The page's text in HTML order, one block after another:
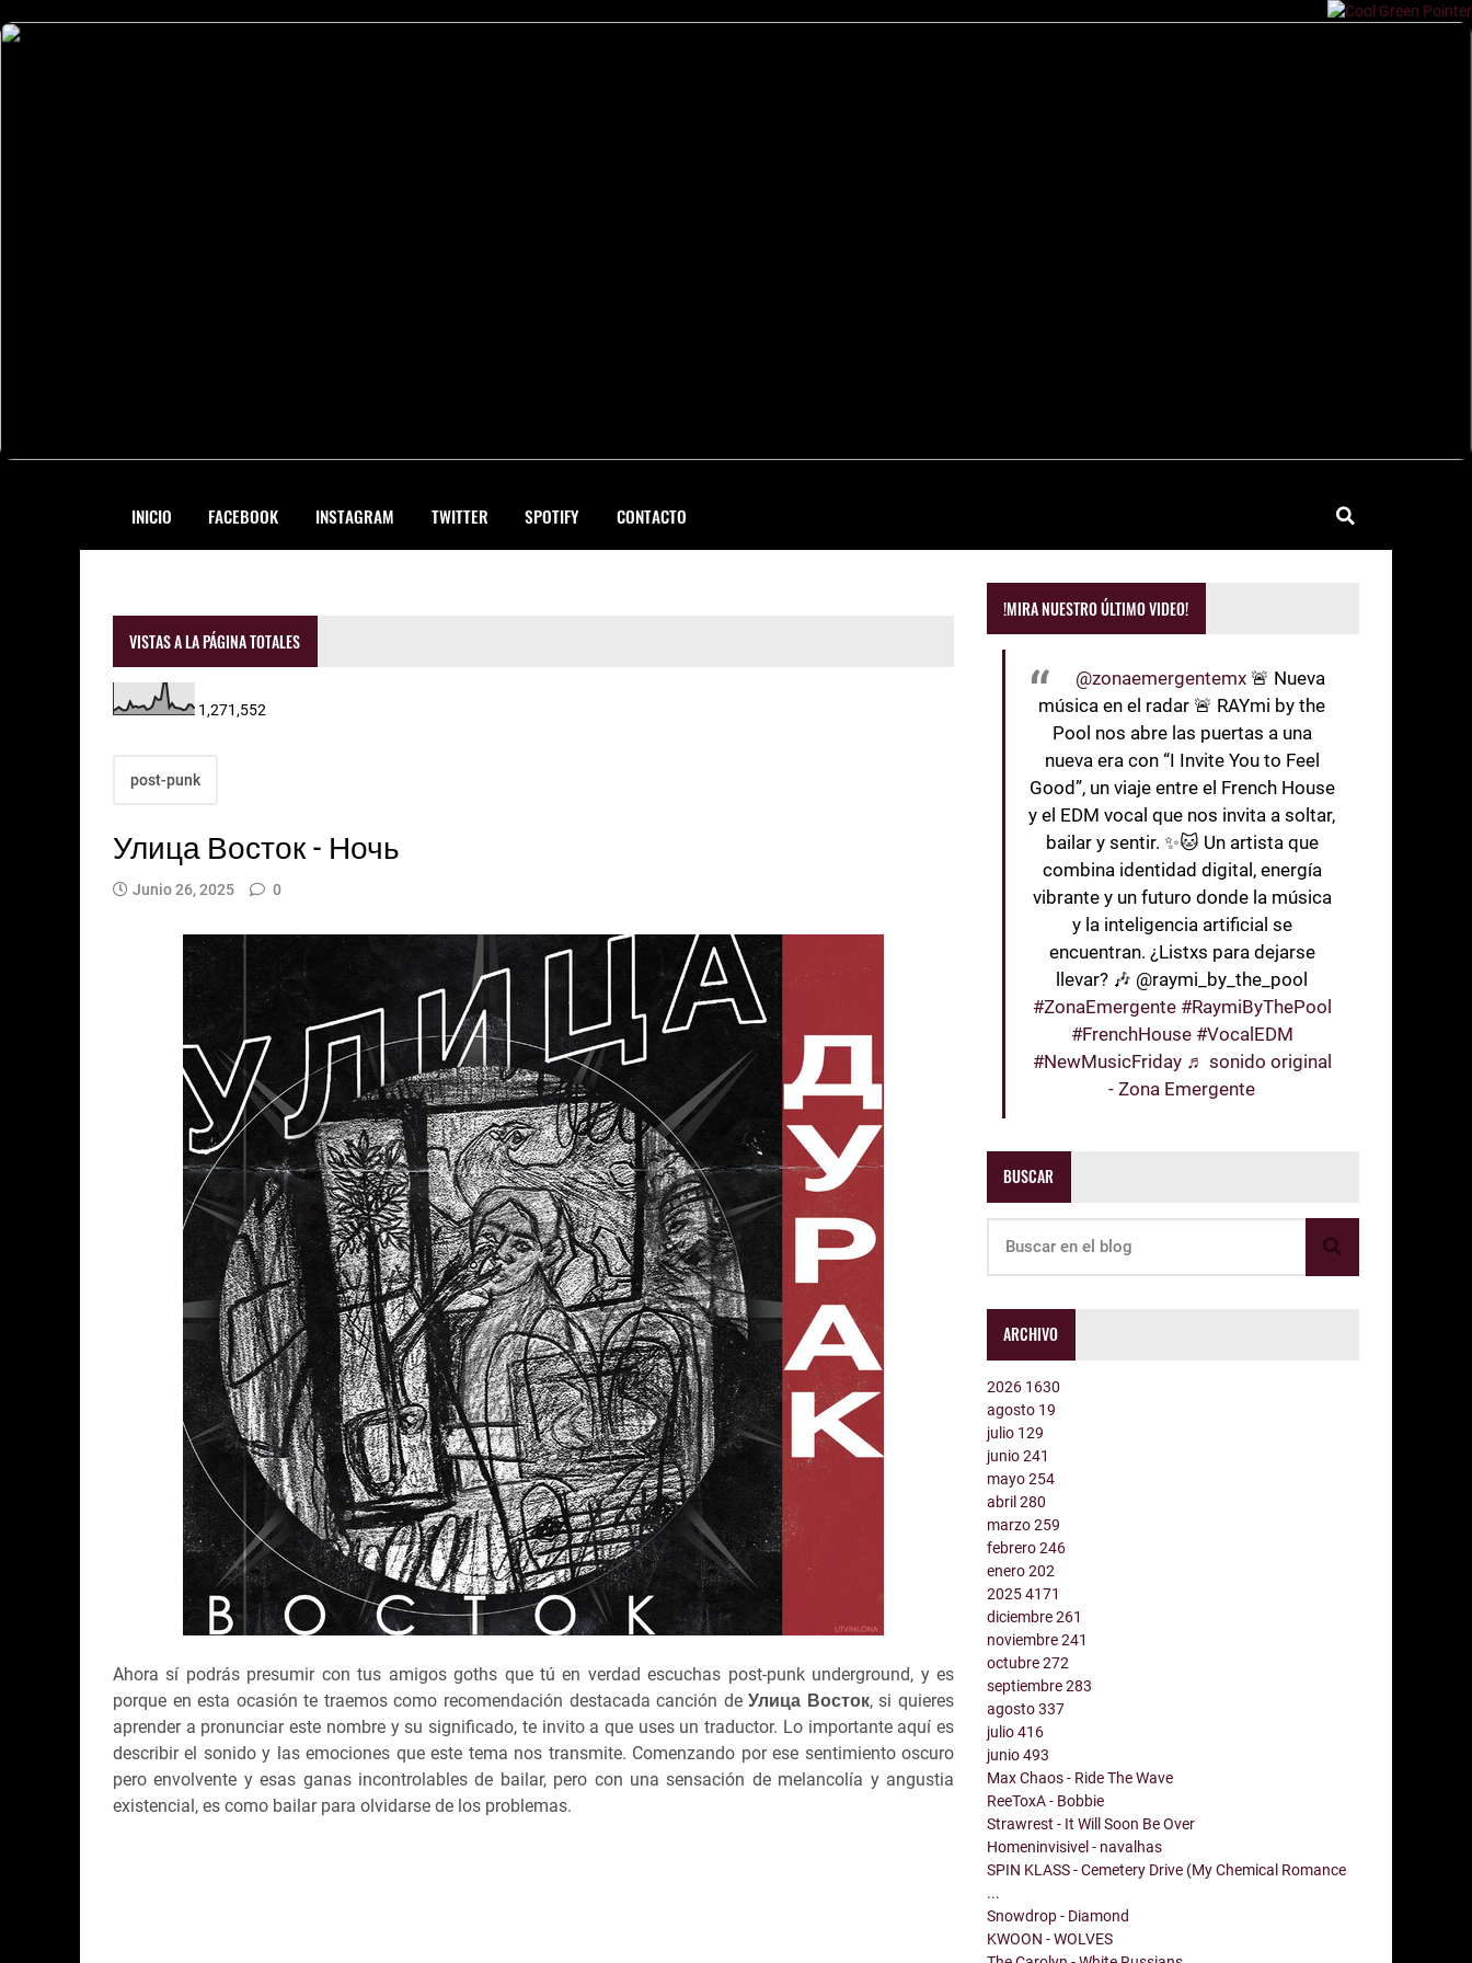
INICIO FACEBOOK INSTAGRAM TWITTER SPOTIFY CONTACTO
VISTAS A LA PÁGINA TOTALES
1,271,552
post-punk
Улица Восток - Ночь
Junio 26, 2025 0
Ahora sí podrás presumir con tus amigos goths que tú en verdad escuchas post-punk underground, y es
porque en esta ocasión te traemos como recomendación destacada canción deУлица Восток, si quieres
aprender a pronunciar este nombre y su significado, te invito a que uses un traductor. Lo importante aquí es
describir el sonido y las emociones que este tema nos transmite. Comenzando por ese sentimiento oscuro
pero envolvente y esas ganas incontrolables de bailar, pero con una sensación de melancolía y angustia
existencial, es como bailar para olvidarse de los problemas.
!MIRA NUESTRO ÚLTIMO VIDEO!
@zonaemergentemx 🚨 Nueva
música en el radar 🚨 RAYmi by the
Pool nos abre las puertas a una
nueva era con “I Invite You to Feel
Good”, un viaje entre el French House
y el EDM vocal que nos invita a soltar,
bailar y sentir. ✨🐱 Un artista que
combina identidad digital, energía
vibrante y un futuro donde la música
y la inteligencia artificial se
encuentran. ¿Listxs para dejarse
llevar? 🎶 @raymi_by_the_pool
#ZonaEmergente #RaymiByThePool
#FrenchHouse #VocalEDM
#NewMusicFriday ♬ sonido original
- Zona Emergente
BUSCAR
ARCHIVO
2026 1630
agosto 19
julio 129
junio241
mayo254
abril280
marzo259
febrero246
enero202
20254171
diciembre261
noviembre241
octubre272
septiembre283
agosto337
julio416
junio493
Max Chaos - Ride The Wave
ReeToxA - Bobbie
Strawrest - It Will Soon Be Over
Homeninvisivel - navalhas
SPIN KLASS - Cemetery Drive (My Chemical Romance
...
Snowdrop - Diamond
KWOON - WOLVES